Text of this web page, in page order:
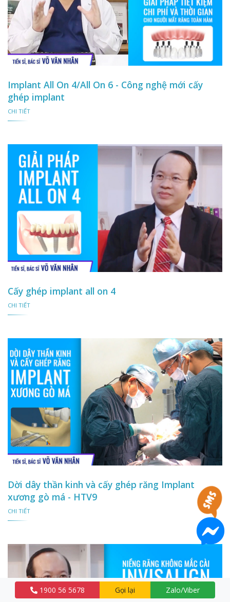
Implant All On 4/All On 6 - Công nghệ mới cấy
ghép implant
CHI TIẾT
Cấy ghép implant all on 4
CHI TIẾT
Dời dây thần kinh và cấy ghép răng Implant
xương gò má - HTV9
CHI TIẾT
1900 56 5678 Gọi lại Zalo/Viber